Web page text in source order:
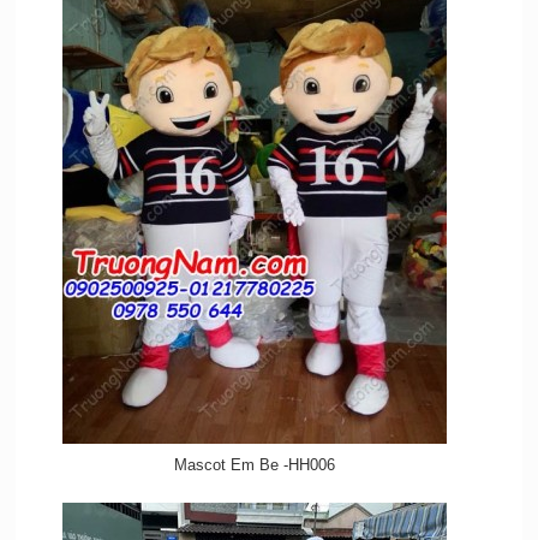
Mascot Em Be -HH006